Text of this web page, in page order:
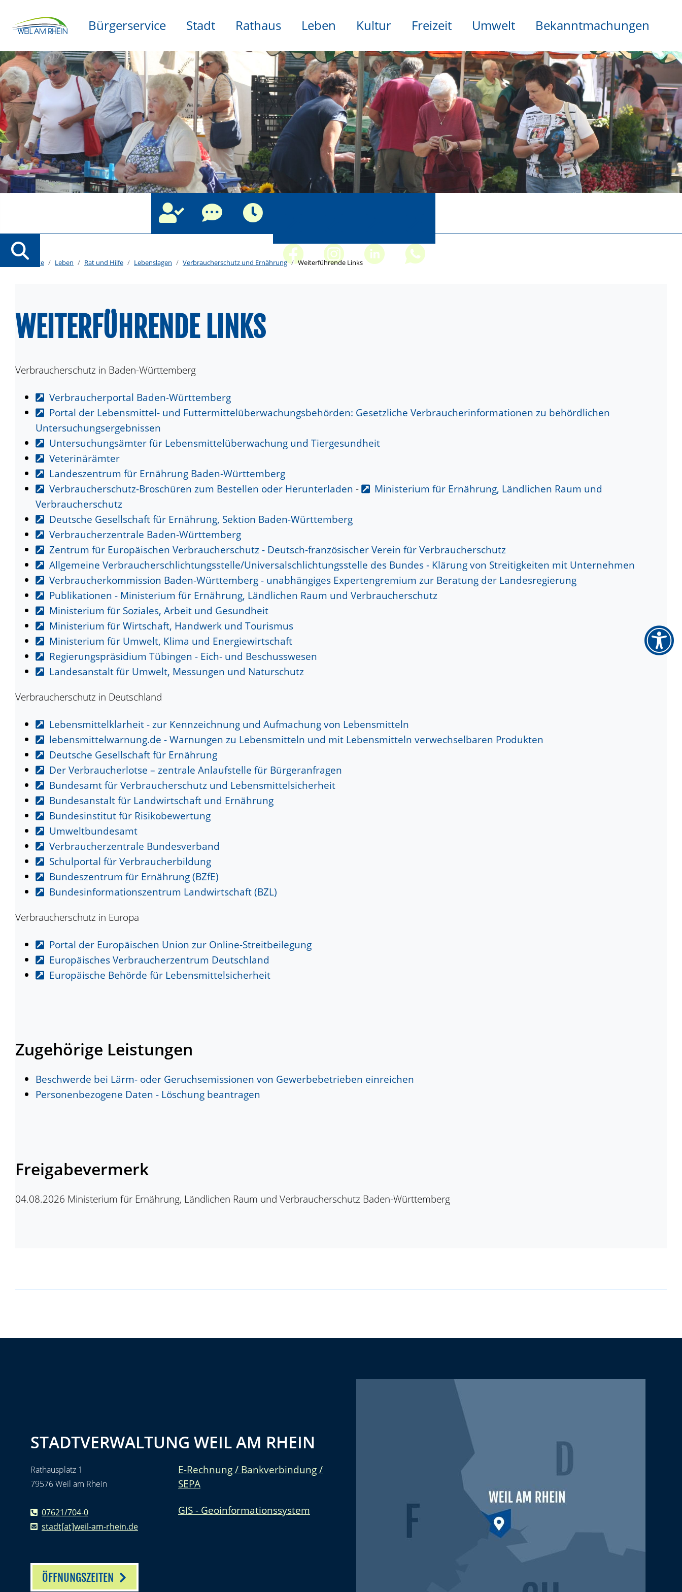
Bürgerservice Stadt Rathaus Leben Kultur Freizeit Umwelt Bekanntmachungen
Startseite Leben Rat und Hilfe Lebenslagen Verbraucherschutz und Ernährung Weiterführende Links
WEITERFÜHRENDE LINKS
Verbraucherschutz in Baden-Württemberg
Verbraucherportal Baden-Württemberg
Portal der Lebensmittel- und Futtermittelüberwachungsbehörden: Gesetzliche Verbraucherinformationen zu behördlichen
Untersuchungsergebnissen
Untersuchungsämter für Lebensmittelüberwachung und Tiergesundheit
Veterinärämter
Landeszentrum für Ernährung Baden-Württemberg
Verbraucherschutz-Broschüren zum Bestellen oder Herunterladen -
Ministerium für Ernährung, Ländlichen Raum und
Verbraucherschutz
Deutsche Gesellschaft für Ernährung, Sektion Baden-Württemberg
Verbraucherzentrale Baden-Württemberg
Zentrum für Europäischen Verbraucherschutz - Deutsch-französischer Verein für Verbraucherschutz
Allgemeine Verbraucherschlichtungsstelle/Universalschlichtungsstelle des Bundes - Klärung von Streitigkeiten mit Unternehmen
Verbraucherkommission Baden-Württemberg - unabhängiges Expertengremium zur Beratung der Landesregierung
Publikationen - Ministerium für Ernährung, Ländlichen Raum und Verbraucherschutz
Ministerium für Soziales, Arbeit und Gesundheit
Ministerium für Wirtschaft, Handwerk und Tourismus
Ministerium für Umwelt, Klima und Energiewirtschaft
Regierungspräsidium Tübingen - Eich- und Beschusswesen
Landesanstalt für Umwelt, Messungen und Naturschutz
Verbraucherschutz in Deutschland
Lebensmittelklarheit - zur Kennzeichnung und Aufmachung von Lebensmitteln
lebensmittelwarnung.de - Warnungen zu Lebensmitteln und mit Lebensmitteln verwechselbaren Produkten
Deutsche Gesellschaft für Ernährung
Der Verbraucherlotse – zentrale Anlaufstelle für Bürgeranfragen
Bundesamt für Verbraucherschutz und Lebensmittelsicherheit
Bundesanstalt für Landwirtschaft und Ernährung
Bundesinstitut für Risikobewertung
Umweltbundesamt
Verbraucherzentrale Bundesverband
Schulportal für Verbraucherbildung
Bundeszentrum für Ernährung (BZfE)
Bundesinformationszentrum Landwirtschaft (BZL)
Verbraucherschutz in Europa
Portal der Europäischen Union zur Online-Streitbeilegung
Europäisches Verbraucherzentrum Deutschland
Europäische Behörde für Lebensmittelsicherheit
Zugehörige Leistungen
Beschwerde bei Lärm- oder Geruchsemissionen von Gewerbebetrieben einreichen
Personenbezogene Daten - Löschung beantragen
Freigabevermerk
04.08.2026 Ministerium für Ernährung, Ländlichen Raum und Verbraucherschutz Baden-Württemberg
STADTVERWALTUNG WEIL AM RHEIN
Rathausplatz 1
79576 Weil am Rhein
07621/704-0
stadt[at]weil-am-rhein.de
ÖFFNUNGSZEITEN
E-Rechnung / Bankverbindung /
SEPA
GIS - Geoinformationssystem